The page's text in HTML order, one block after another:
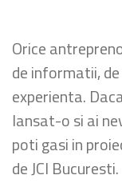
Orice
de informatii,
experienta.
lansat-o si ai
poti gasi in
de JCI Bucuresti.